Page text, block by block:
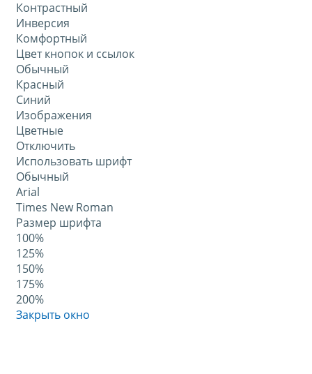
Контрастный
Инверсия
Комфортный
Цвет кнопок и ссылок
Обычный
Красный
Синий
Изображения
Цветные
Отключить
Использовать шрифт
Обычный
Arial
Times New Roman
Размер шрифта
100%
125%
150%
175%
200%
Закрыть окно